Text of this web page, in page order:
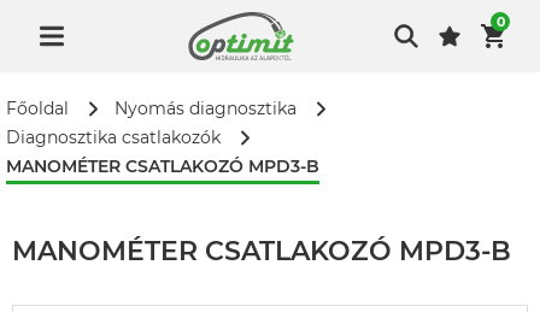
0
Főoldal
Nyomás diagnosztika
Diagnosztika csatlakozók
MANOMÉTER CSATLAKOZÓ MPD3-B
MANOMÉTER CSATLAKOZÓ MPD3-B